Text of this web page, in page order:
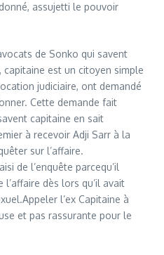
assujetti le pouvoir
de Sonko qui savent
capitaine est un citoyen simple
judiciaire, ont demandé
Cette demande fait
capitaine en sait
à recevoir Adji Sarr à la
sur l’affaire.
de l’enquête parcequ’il
l’affaire dès lors qu’il avait
l’ex Capitaine à
et pas rassurante pour le